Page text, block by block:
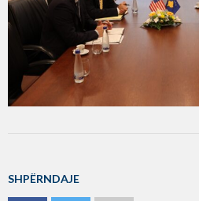
SHPËRNDAJE